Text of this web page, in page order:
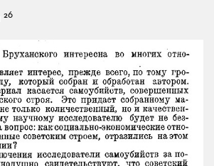
26